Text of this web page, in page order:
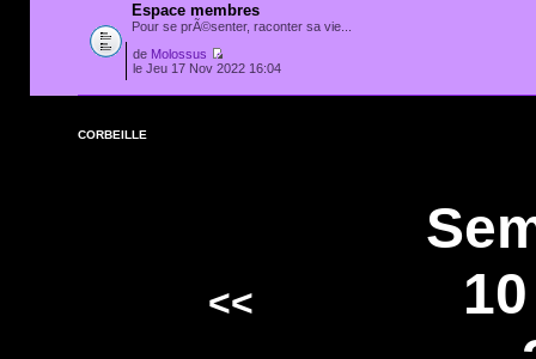
Espace membres
Pour se prÃ©senter, raconter sa vie...
de Molossus
le Jeu 17 Nov 2022 16:04
CORBEILLE
<<